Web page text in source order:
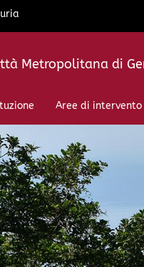
Metropolitana di
Aree di intervento